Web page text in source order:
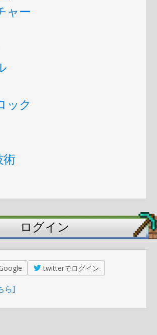
ャー
ック
術
ログイン
twitterでログイン
ら]